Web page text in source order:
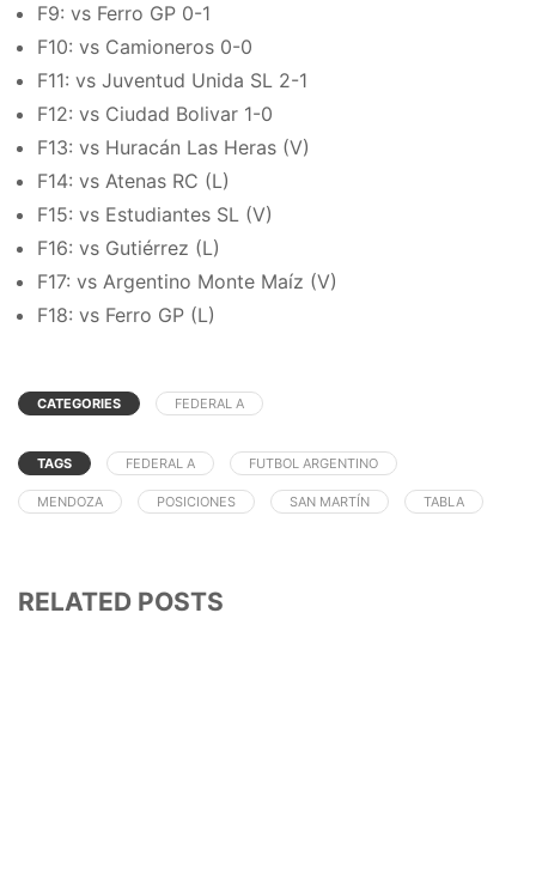
F9: vs Ferro GP 0-1
F10: vs Camioneros 0-0
F11: vs Juventud Unida SL 2-1
F12: vs Ciudad Bolivar 1-0
F13: vs Huracán Las Heras (V)
F14: vs Atenas RC (L)
F15: vs Estudiantes SL (V)
F16: vs Gutiérrez (L)
F17: vs Argentino Monte Maíz (V)
F18: vs Ferro GP (L)
CATEGORIES FEDERAL A
TAGS FEDERAL A FUTBOL ARGENTINO
MENDOZA POSICIONES SAN MARTÍN TABLA
RELATED POSTS